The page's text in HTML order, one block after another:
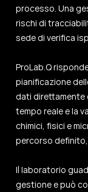
processo. Una
rischi di
sede di verifica
ProLab.Q
pianificazione
dati direttamente
tempo reale e la
chimici, fisici e
percorso
Il laboratorio
gestione e può